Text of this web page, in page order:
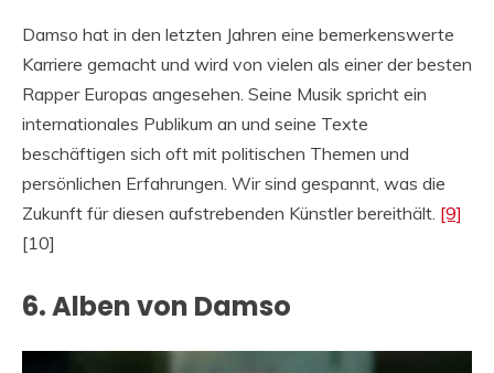
Damso hat in den letzten Jahren eine bemerkenswerte
Karriere gemacht und wird von vielen als einer der besten
Rapper Europas angesehen. Seine Musik spricht ein
internationales Publikum an und seine Texte
beschäftigen sich oft mit politischen Themen und
persönlichen Erfahrungen. Wir sind gespannt, was die
Zukunft für diesen aufstrebenden Künstler bereithält. [9]
[10]
6. Alben von Damso